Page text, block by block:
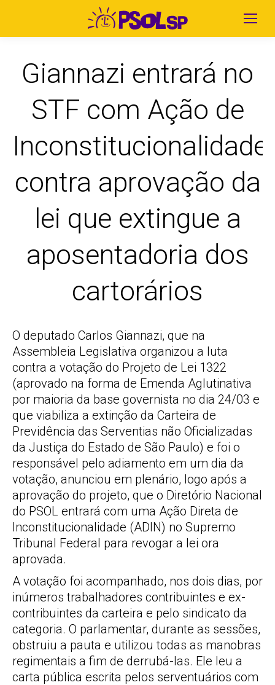
Giannazi entrará no
STF com Ação de
Inconstitucionalidade
contra aprovação da
lei que extingue a
aposentadoria dos
cartorários
O deputado Carlos Giannazi, que na
Assembleia Legislativa organizou a luta
contra a votação do Projeto de Lei 1322
(aprovado na forma de Emenda Aglutinativa
por maioria da base governista no dia 24/03 e
que viabiliza a extinção da Carteira de
Previdência das Serventias não Oficializadas
da Justiça do Estado de São Paulo) e foi o
responsável pelo adiamento em um dia da
votação, anunciou em plenário, logo após a
aprovação do projeto, que o Diretório Nacional
do PSOL entrará com uma Ação Direta de
Inconstitucionalidade (ADIN) no Supremo
Tribunal Federal para revogar a lei ora
aprovada.
A votação foi acompanhado, nos dois dias, por
inúmeros trabalhadores contribuintes e ex-
contribuintes da carteira e pelo sindicato da
categoria. O parlamentar, durante as sessões,
obstruiu a pauta e utilizou todas as manobras
regimentais a fim de derrubá-las. Ele leu a
carta pública escrita pelos serventuários com